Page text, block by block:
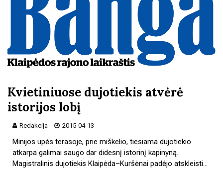
Kvietiniuose dujotiekis atvėrė
istorijos lobį
Redakcija 2015-04-13
Minijos upės terasoje, prie miškelio, tiesiama dujotiekio
atkarpa galimai saugo dar didesnį istorinį kapinyną.
Magistralinis dujotiekis Klaipėda–Kuršėnai padėjo atskleisti…